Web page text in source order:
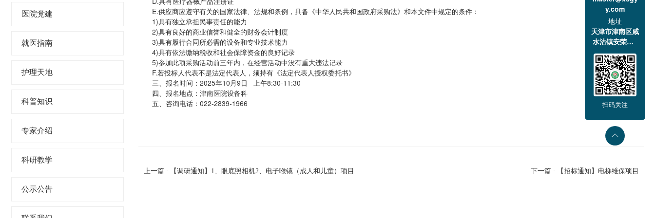
医院党建
就医指南
护理天地
科普知识
专家介绍
科研教学
公示公告
E.供应商应遵守有关的国家法律、法规和条例，具备《中华人民共和国政府采购法》和本文件中规定的条件：
1)具有独立承担民事责任的能力
2)具有良好的商业信誉和健全的财务会计制度
3)具有履行合同所必需的设备和专业技术能力
4)具有依法缴纳税收和社会保障资金的良好记录
5)参加此项采购活动前三年内，在经营活动中没有重大违法记录
F.若投标人代表不是法定代表人，须持有《法定代表人授权委托书》
三、报名时间：2025年10月9日 上午8:30-11:30
四、报名地点：津南医院设备科
五、咨询电话：022-2839-1966
上一篇 : 【调研通知】1、眼底照相机2、电子喉镜（成人和儿童）项目 下一篇 : 【招标通知】电梯维保项目
y.com
地址
天津市津南区咸
水沽镇安荣道1
号
扫码关注